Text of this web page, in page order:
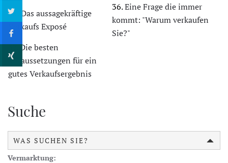
35.
Das aussagekräftige
Verkaufs Exposé
36.Eine Frage die immer
kommt: "Warum verkaufen
Sie?"
37.Die besten
Voraussetzungen für ein
gutes Verkaufsergebnis
Suche
WAS SUCHEN SIE?
Vermarktung: